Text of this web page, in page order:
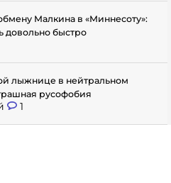
Малкина в «Миннесоту»:
довольно быстро
лыжнице в нейтральном
русофобия
1